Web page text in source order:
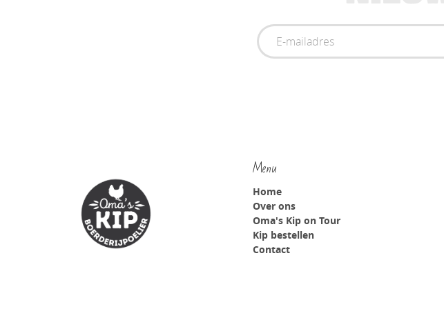
Menu
Home
Over ons
Oma's Kip on Tour
Kip bestellen
Contact